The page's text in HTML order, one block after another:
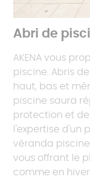
Abri de
AKENA vous
piscine. Abris
haut, bas et
piscine saura
protection et de
l'expertise d'un
véranda
vous offrant le
comme en